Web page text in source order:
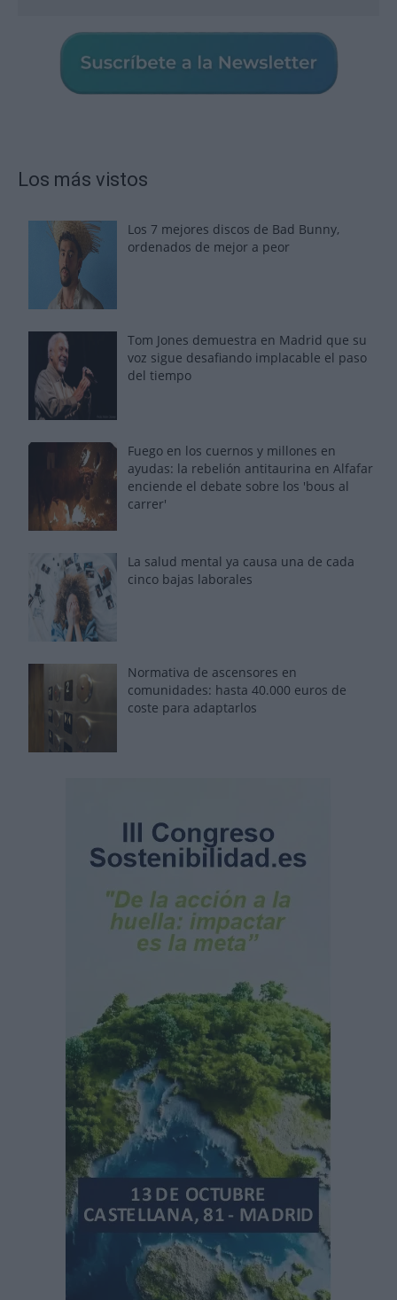
Los más vistos
Los 7 mejores discos de Bad Bunny,
ordenados de mejor a peor
Tom Jones demuestra en Madrid que su
voz sigue desafiando implacable el paso
del tiempo
Fuego en los cuernos y millones en
ayudas: la rebelión antitaurina en Alfafar
enciende el debate sobre los 'bous al
carrer'
La salud mental ya causa una de cada
cinco bajas laborales
Normativa de ascensores en
comunidades: hasta 40.000 euros de
coste para adaptarlos